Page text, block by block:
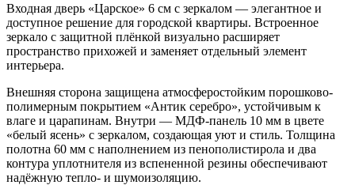
Входная дверь «Царское» 6 см с зеркалом — элегантное и
доступное решение для городской квартиры. Встроенное
зеркало с защитной плёнкой визуально расширяет
пространство прихожей и заменяет отдельный элемент
интерьера.
Внешняя сторона защищена атмосферостойким порошково-
полимерным покрытием «Антик серебро», устойчивым к
влаге и царапинам. Внутри — МДФ-панель 10 мм в цвете
«белый ясень» с зеркалом, создающая уют и стиль. Толщина
полотна 60 мм с наполнением из пенополистирола и два
контура уплотнителя из вспененной резины обеспечивают
надёжную тепло- и шумоизоляцию.